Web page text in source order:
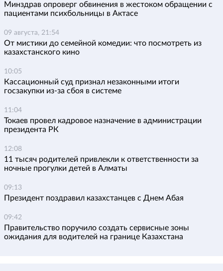
Минздрав опроверг обвинения в жестоком обращении с
пациентами психбольницы в Актасе
09 августа, 21:54
От мистики до семейной комедии: что посмотреть из
казахстанского кино
10:05
Кассационный суд признал незаконными итоги
госзакупки из-за сбоя в системе
11:04
Токаев провел кадровое назначение в администрации
президента РК
12:08
11 тысяч родителей привлекли к ответственности за
ночные прогулки детей в Алматы
09:13
Президент поздравил казахстанцев с Днем Абая
09:42
Правительство поручило создать сервисные зоны
ожидания для водителей на границе Казахстана